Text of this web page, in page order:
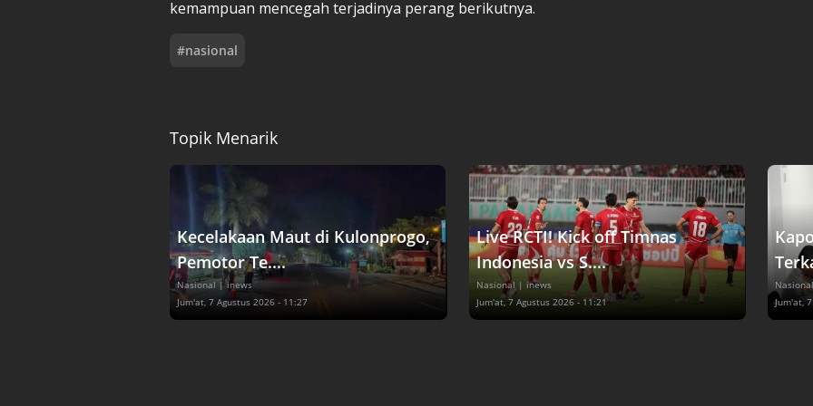
kemampuan mencegah terjadinya perang berikutnya.
#nasional
Topik Menarik
Kecelakaan Maut di Kulonprogo,
Pemotor Te....
Nasional | inews
Jum'at, 7 Agustus 2026 - 11:27
Live RCTI! Kick off Timnas
Indonesia vs S....
Nasional | inews
Jum'at, 7 Agustus 2026 - 11:21
Jum'at,